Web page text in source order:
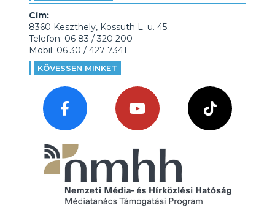
Cím:
8360 Keszthely, Kossuth L. u. 45.
Telefon: 06 83 / 320 200
Mobil: 06 30 / 427 7341
KÖVESSEN MINKET